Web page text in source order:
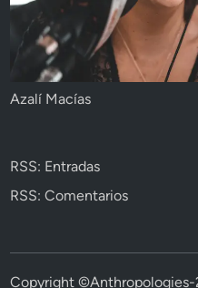
Azalí Macías
RSS: Entradas
RSS: Comentarios
Copyright ©Anthropologies-